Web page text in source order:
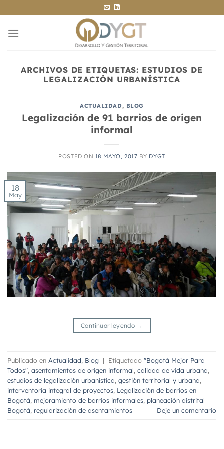
al
contenido
ARCHIVOS DE ETIQUETAS: ESTUDIOS DE
LEGALIZACIÓN URBANÍSTICA
ACTUALIDAD, BLOG
Legalización de 91 barrios de origen
informal
POSTED ON 18 MAYO, 2017 BY DYGT
18
May
Continuar leyendo →
Publicado en Actualidad Blog | Etiquetado "Bogotá Mejor Para
Todos" asentamientos de origen informal calidad de vida urbana
estudios de legalización urbanística gestión territorial y urbana
interventoría integral de proyectos Legalización de barrios en
Bogotá mejoramiento de barrios informales planeación distrital
Bogotá regularización de asentamientos Deje un comentario